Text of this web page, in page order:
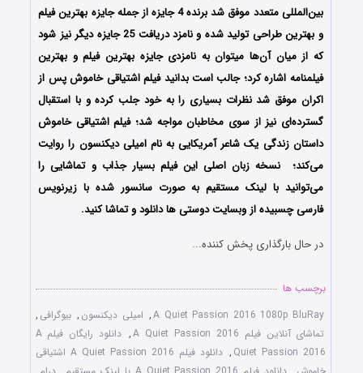
بین‌المللی متعدد موفق شد برنده 4 جایزه از جمله جایزه بهترین فیلم
و بهترین طراحی تولید شده و نامزد دریافت 25 جایزه دیگر نیز شود
که از میان آن‌ها میتوان به نامزدی جایزه بهترین فیلم و بهترین
فیلمنامه اشاره کرد؛ جالب است بدانید فیلم اشتیاقی خاموش پس از
اکران موفق شد نظرات بسیاری را به خود جلب کرده و با استقبال
گسترده‌ای نیز از سوی مخاطبان مواجه شد؛ فیلم اشتیاقی خاموش
داستان زندگی یک شاعر آمریکایی به نام امیلی دیکنسون را روایت
می‌کند؛ نسخه زبان اصلی این فیلم بسیار جذاب و تماشایی را
می‌توانید با لینک مستقیم به صورت سانسور شده با زیرنویس
فارسی چسبیده از وبسایت دوستی ها دانلود و تماشا کنید.
در حال بارگذاری پخش کننده...
برچسب ها
A Quiet Passion 2016 1080p BluRay
, امیلی دیکنسون , بیوگرافی ,
تماشای آنلاین فیلم A Quiet Passion 2016
,
دانلود رایگان فیلم A
Quiet Passion 2016
,
دانلود فیلم A Quiet Passion 2016 اشتیاقی